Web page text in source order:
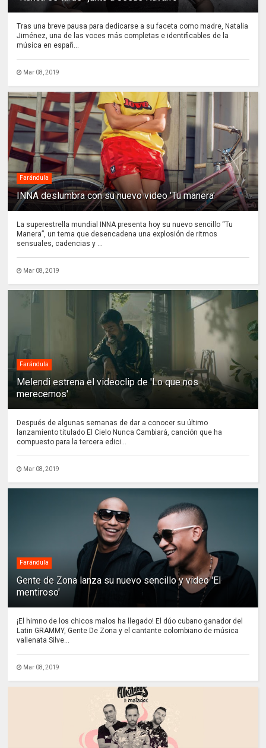
Tras una breve pausa para dedicarse a su faceta como madre, Natalia
Jiménez, una de las voces más completas e identificables de la
música en españ...
Mar 08, 2019
Farándula
INNA deslumbra con su nuevo video 'Tu manera'
La superestrella mundial INNA presenta hoy su nuevo sencillo “Tu
Manera”, un tema que desencadena una explosión de ritmos
sensuales, cadencias y ...
Mar 08, 2019
Farándula
Melendi estrena el videoclip de 'Lo que nos
merecemos'
Después de algunas semanas de dar a conocer su último
lanzamiento titulado El Cielo Nunca Cambiará, canción que ha
compuesto para la tercera edici...
Mar 08, 2019
Farándula
Gente de Zona lanza su nuevo sencillo y video 'El
mentiroso'
¡El himno de los chicos malos ha llegado! El dúo cubano ganador del
Latin GRAMMY, Gente De Zona y el cantante colombiano de música
vallenata Silve...
Mar 08, 2019